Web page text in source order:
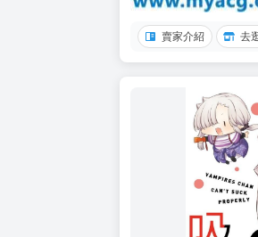
賣家介紹 去